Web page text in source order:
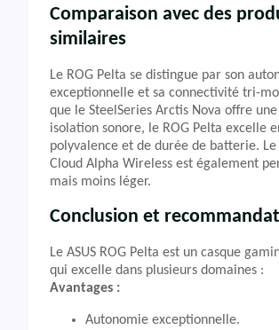
Comparaison avec des
similaires
Le ROG Pelta se distingue par son
exceptionnelle et sa connectivité tri-
que le SteelSeries Arctis Nova offre
isolation sonore, le ROG Pelta excelle
polyvalence et de durée de batterie. Le
Cloud Alpha Wireless est également
mais moins léger.
Conclusion et
Le ASUS ROG Pelta est un casque
qui excelle dans plusieurs domaines :
Avantages :
Autonomie exceptionnelle.